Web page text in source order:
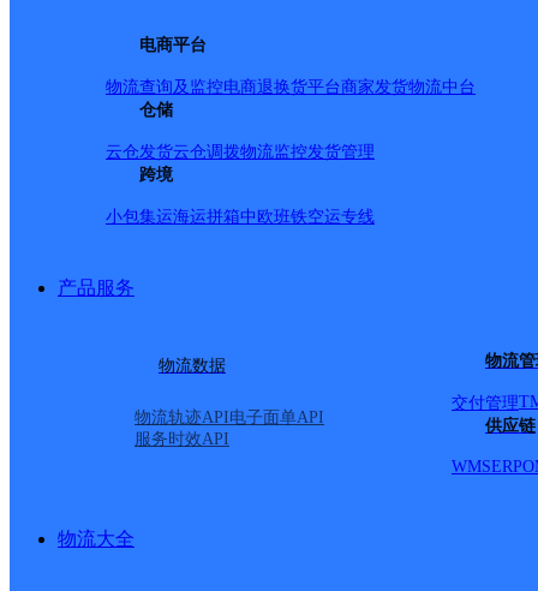
电商平台
物流查询及监控电商退换货平台商家发货物流中台
仓储
云仓发货云仓调拨物流监控发货管理
跨境
小包集运海运拼箱中欧班铁空运专线
产品服务
物流数据
物流轨迹API电子面单API
服务时效API
物流
交付管理
供应链
WMSERP
物流大全
网点地址：本溪市明山区牛心台镇
网点负责人：